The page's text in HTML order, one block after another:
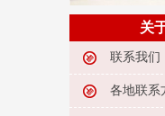
关
联系我们
各地联系